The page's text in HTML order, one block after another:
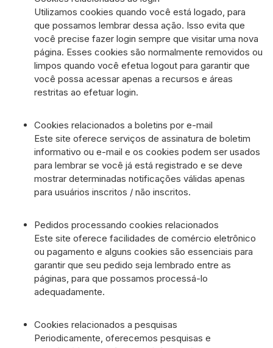
Utilizamos cookies quando você está logado, para
que possamos lembrar dessa ação. Isso evita que
você precise fazer login sempre que visitar uma nova
página. Esses cookies são normalmente removidos ou
limpos quando você efetua logout para garantir que
você possa acessar apenas a recursos e áreas
restritas ao efetuar login.
Cookies relacionados a boletins por e-mail
Este site oferece serviços de assinatura de boletim
informativo ou e-mail e os cookies podem ser usados
para lembrar se você já está registrado e se deve
mostrar determinadas notificações válidas apenas
para usuários inscritos / não inscritos.
Pedidos processando cookies relacionados
Este site oferece facilidades de comércio eletrônico
ou pagamento e alguns cookies são essenciais para
garantir que seu pedido seja lembrado entre as
páginas, para que possamos processá-lo
adequadamente.
Cookies relacionados a pesquisas
Periodicamente, oferecemos pesquisas e